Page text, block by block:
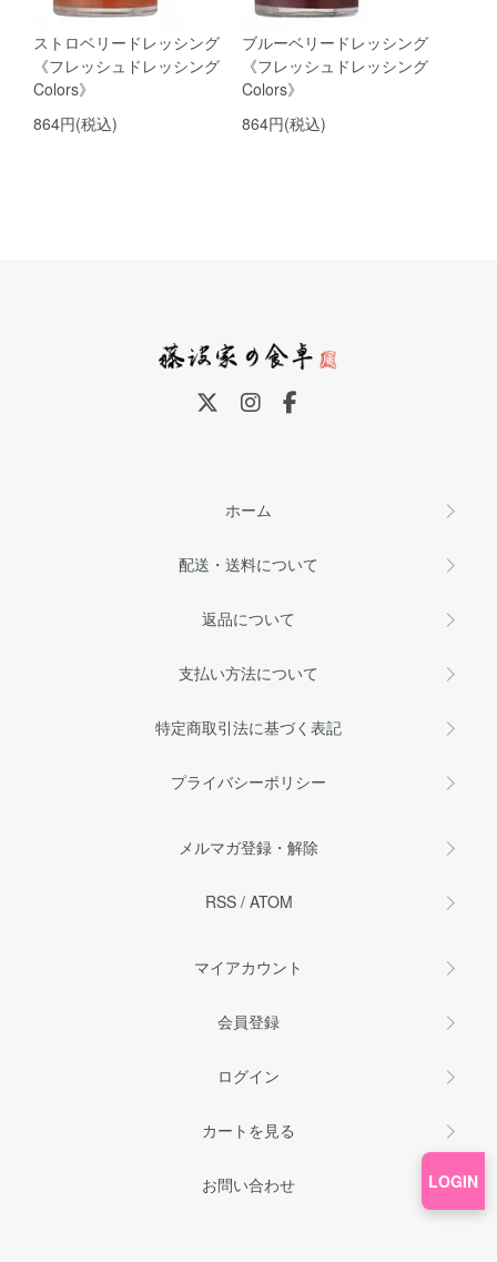
LOGIN
ストロベリードレッシング
《フレッシュドレッシング
Colors》
864円(税込)
ブルーベリードレッシング
《フレッシュドレッシング
Colors》
864円(税込)
ホーム
配送・送料について
返品について
支払い方法について
特定商取引法に基づく表記
プライバシーポリシー
メルマガ登録・解除
RSS/ ATOM
マイアカウント
会員登録
ログイン
カートを見る
お問い合わせ